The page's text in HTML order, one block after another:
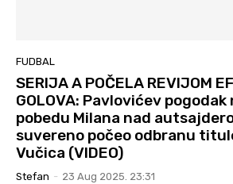
FUDBAL
SERIJA A POČELA REVIJOM
GOLOVA: Pavlovićev
pobedu Milana nad
suvereno počeo odbranu
Vučica (VIDEO)
Stefan - 23 Aug 2025. 23:31